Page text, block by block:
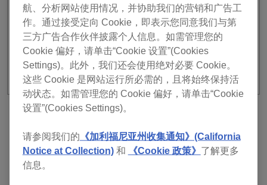
※部分机型已不再提供支持。
详情请参考这里。
macOS Tahoe 26参阅此处
iOS 26参阅此处
航、分析网站使用情况，并协助我们的营销和广告工
作。通过接受定向 Cookie，即表示您同意我们与第
三方广告合作伙伴披露个人信息。如需管理您的
Cookie 偏好，请单击“Cookie 设置”(Cookies
Settings)。此外，我们还会使用绝对必要 Cookie。
这些 Cookie 是网站运行所必需的，且将始终保持活
动状态。如需管理您的 Cookie 偏好，请单击“Cookie
设置”(Cookies Settings)。
请参阅我们的 《加利福尼亚州收集通知》(California
Notice at Collection)和 《Cookie 政策》 了解更多
信息。